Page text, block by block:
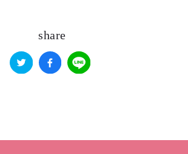
share